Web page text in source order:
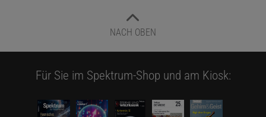
NACH OBEN
Für Sie im Spektrum-Shop und am Kiosk: